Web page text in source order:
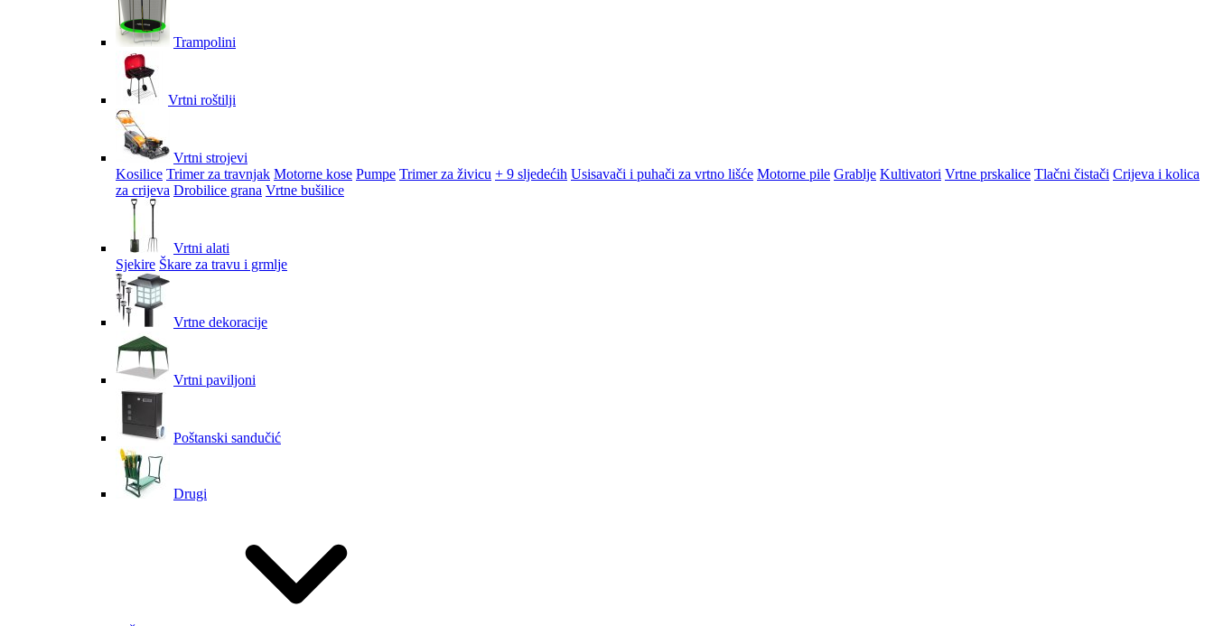
Trampolini
Vrtni roštilji
Vrtni strojevi
Kosilice Trimer za travnjak Motorne kose Pumpe Trimer za živicu + 9 sljedećih Usisavači i puhači za vrtno lišće Motorne pile Grablje Kultivatori Vrtne prskalice Tlačni čistači Crijeva i kolica
za crijeva Drobilice grana Vrtne bušilice
Vrtni alati
Sjekire Škare za travu i grmlje
Vrtne dekoracije
Vrtni paviljoni
Poštanski sandučić
Drugi